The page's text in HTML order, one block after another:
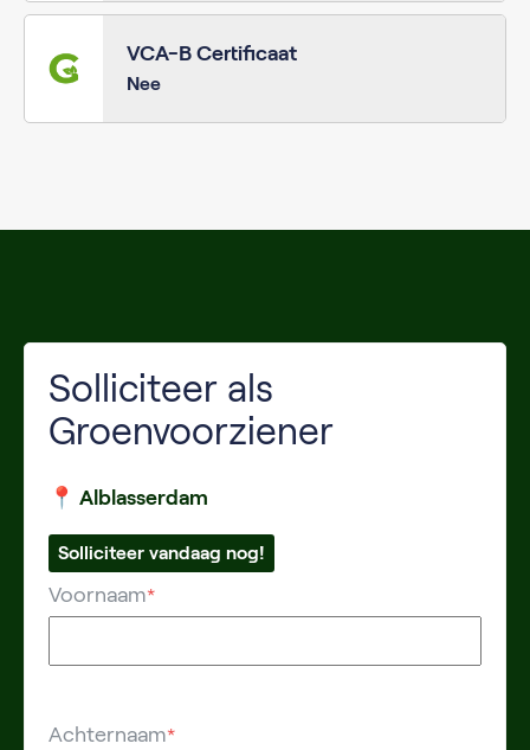
VCA-B Certificaat
Nee
Solliciteer als
Groenvoorziener
📍 Alblasserdam
Solliciteer vandaag nog!
Voornaam*
Achternaam*